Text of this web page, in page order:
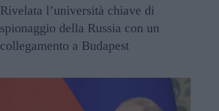
Rivelata l’università chiave di
spionaggio della Russia con un
collegamento a Budapest